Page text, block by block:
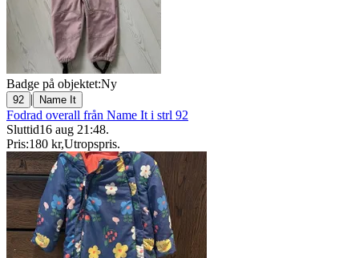
Badge på objektet:Ny
92 | Name It
Fodrad overall från Name It i strl 92
Sluttid16 aug 21:48.
Pris:180 kr,Utropspris.